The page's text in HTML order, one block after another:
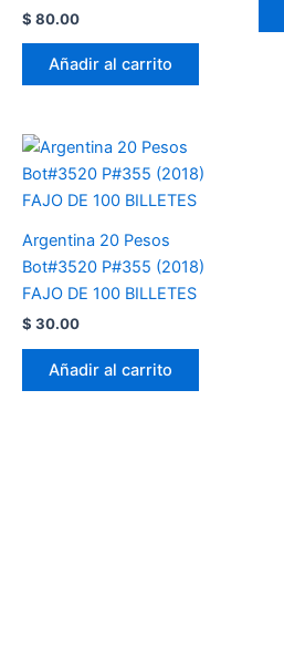
$ 80.00
Añadir al carrito
Argentina 20 Pesos
Bot#3520 P#355 (2018)
FAJO DE 100 BILLETES
$ 30.00
Añadir al carrito